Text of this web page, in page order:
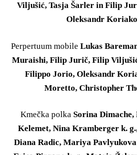
Viljušić, Tasja Šarler in Filip
Oleksandr
Perpertuum mobile Lukas
Muraishi, Filip Jurič, Filip
Filippo Jorio, Oleksandr
Moretto, Christopher
Kmečka polka Sorina
Kelemet, Nina Kramberger k.
Diana Radic, Mariya